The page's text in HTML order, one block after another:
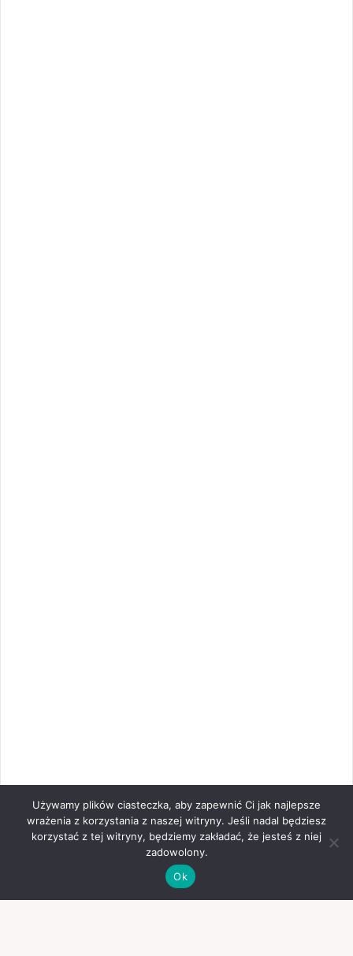
Używamy plików ciasteczka, aby zapewnić Ci jak najlepsze
wrażenia z korzystania z naszej witryny. Jeśli nadal będziesz
korzystać z tej witryny, będziemy zakładać, że jesteś z niej
zadowolony.
Ok